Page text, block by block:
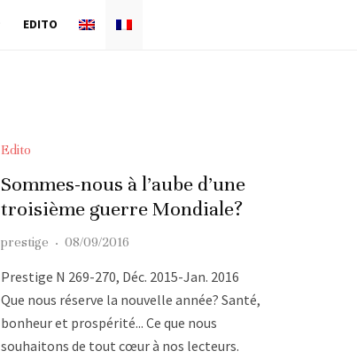
EDITO
Edito
Sommes-nous à l’aube d’une
troisième guerre Mondiale?
prestige · 08/09/2016
Prestige N 269-270, Déc. 2015-Jan. 2016
Que nous réserve la nouvelle année? Santé,
bonheur et prospérité... Ce que nous
souhaitons de tout cœur à nos lecteurs.